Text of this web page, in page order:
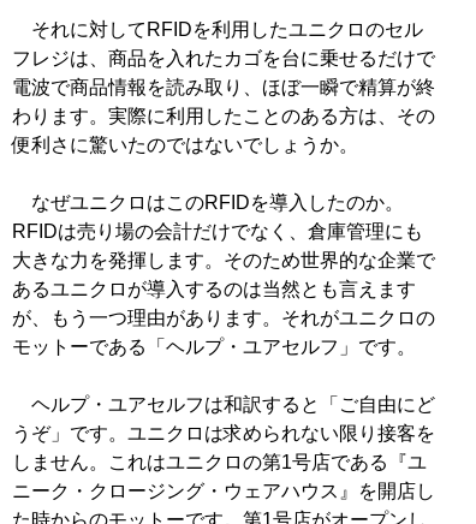
それに対してRFIDを利用したユニクロのセル
フレジは、商品を入れたカゴを台に乗せるだけで
電波で商品情報を読み取り、ほぼ一瞬で精算が終
わります。実際に利用したことのある方は、その
便利さに驚いたのではないでしょうか。
なぜユニクロはこのRFIDを導入したのか。
RFIDは売り場の会計だけでなく、倉庫管理にも
大きな力を発揮します。そのため世界的な企業で
あるユニクロが導入するのは当然とも言えます
が、もう一つ理由があります。それがユニクロの
モットーである「ヘルプ・ユアセルフ」です。
ヘルプ・ユアセルフは和訳すると「ご自由にど
うぞ」です。ユニクロは求められない限り接客を
しません。これはユニクロの第1号店である『ユ
ニーク・クロージング・ウェアハウス』を開店し
た時からのモットーです。第1号店がオープンし